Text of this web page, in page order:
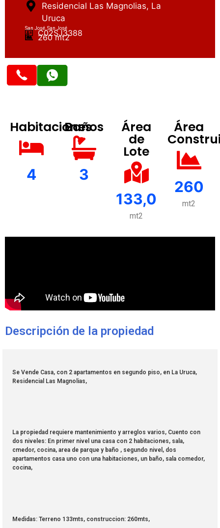
Residencial Las Magnolias, La
Uruca
San José, San José
C02SJ3388
260 mt2
Habitaciones
4
Baños
3
Área
de
Lote
133,0
mt2
Área
260
mt2
Descripción de la propiedad
Se Vende Casa, con 2 apartamentos en segundo piso, en La Uruca,
Residencial Las Magnolias,
La propiedad requiere mantenimiento y arreglos varios, Cuento con
dos niveles: En primer nivel una casa con 2 habitaciones, sala,
cmedor, cocina, area de parque y baño , segundo nivel, dos
apartamentos casa uno con una habitaciones, un baño, sala comedor,
cocina,
Medidas: Terreno 133mts, construccion: 260mts,